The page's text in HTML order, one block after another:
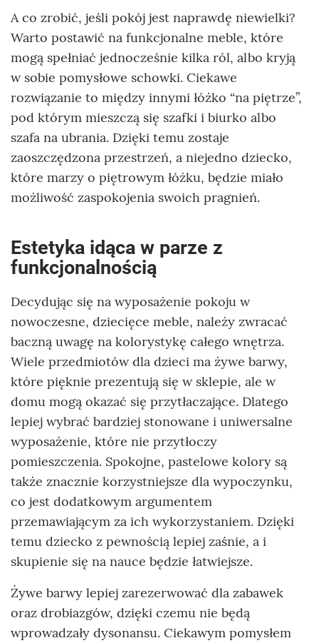
A co zrobić, jeśli pokój jest naprawdę niewielki?
Warto postawić na funkcjonalne meble, które
mogą spełniać jednocześnie kilka ról, albo kryją
w sobie pomysłowe schowki. Ciekawe
rozwiązanie to między innymi łóżko “na piętrze”,
pod którym mieszczą się szafki i biurko albo
szafa na ubrania. Dzięki temu zostaje
zaoszczędzona przestrzeń, a niejedno dziecko,
które marzy o piętrowym łóżku, będzie miało
możliwość zaspokojenia swoich pragnień.
Estetyka idąca w parze z
funkcjonalnością
Decydując się na wyposażenie pokoju w
nowoczesne, dziecięce meble, należy zwracać
baczną uwagę na kolorystykę całego wnętrza.
Wiele przedmiotów dla dzieci ma żywe barwy,
które pięknie prezentują się w sklepie, ale w
domu mogą okazać się przytłaczające. Dlatego
lepiej wybrać bardziej stonowane i uniwersalne
wyposażenie, które nie przytłoczy
pomieszczenia. Spokojne, pastelowe kolory są
także znacznie korzystniejsze dla wypoczynku,
co jest dodatkowym argumentem
przemawiającym za ich wykorzystaniem. Dzięki
temu dziecko z pewnością lepiej zaśnie, a i
skupienie się na nauce będzie łatwiejsze.
Żywe barwy lepiej zarezerwować dla zabawek
oraz drobiazgów, dzięki czemu nie będą
wprowadzały dysonansu. Ciekawym pomysłem